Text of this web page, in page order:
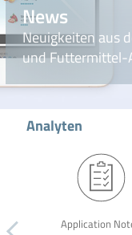
News
Neuigkeiten aus
und Futtermittel-
Analyten
Application